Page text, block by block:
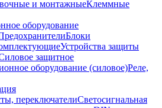
и монтажныеКлеммные
оборудование
Блоки
Устройства защиты
защитное
оборудование (силовое)Реле,
переключателиСветосигнальная